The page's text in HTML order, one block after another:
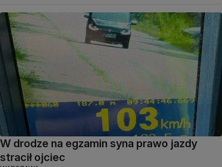
W drodze na egzamin syna prawo jazdy
stracił ojciec